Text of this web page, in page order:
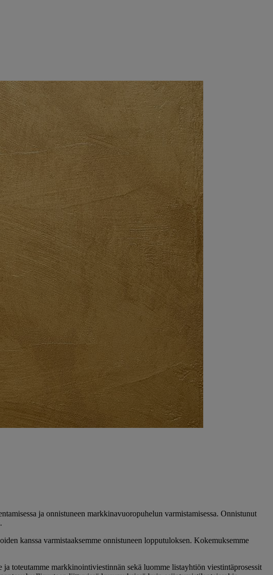
ja onnistuneen markkinavuoropuhelun varmistamisessa. Onnistunut
kanssa varmistaaksemme onnistuneen lopputuloksen. Kokemuksemme
toteutamme markkinointiviestinnän sekä luomme listayhtiön viestintäprosessit